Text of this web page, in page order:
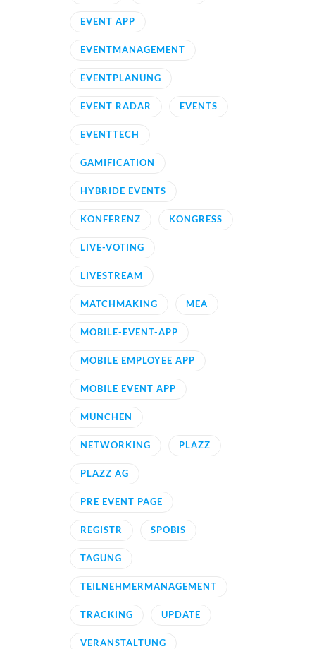
EVENT APP
EVENTMANAGEMENT
EVENTPLANUNG
EVENT RADAR EVENTS
EVENTTECH
GAMIFICATION
HYBRIDE EVENTS
KONFERENZ KONGRESS
LIVE-VOTING
LIVESTREAM
MATCHMAKING MEA
MOBILE-EVENT-APP
MOBILE EMPLOYEE APP
MOBILE EVENT APP
MÜNCHEN
NETWORKING PLAZZ
PLAZZ AG
PRE EVENT PAGE
REGISTR SPOBIS
TAGUNG
TEILNEHMERMANAGEMENT
TRACKING UPDATE
VERANSTALTUNG